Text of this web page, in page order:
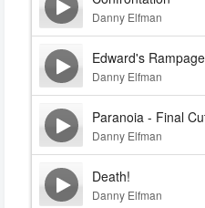
Danny Elfman
Edward's Rampage
Danny Elfman
Paranoia - Final
Danny Elfman
Death!
Danny Elfman